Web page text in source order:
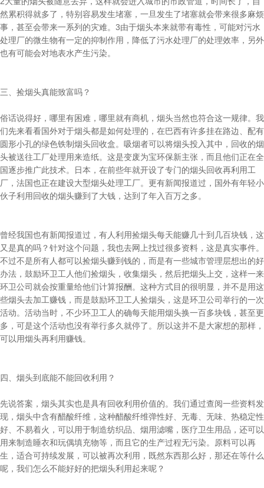
然累积得就多了，特别容易发生堵塞，一旦发生了堵塞就会带来很多麻烦
事，甚至会带来一系列的灾难。3由于烟头本来就带有毒性，可能对污水
处理厂的微生物有一定的抑制作用，降低了污水处理厂的处理效率，另外
也有可能会对地表水产生污染。
三、捡烟头真能致富吗？
俗话说得好，哪里有困难，哪里就有商机，烟头当然也符合这一规律。我
们先来看看国外对于烟头都是如何处理的，在巴西有许多挂在路边、配有
圆形小孔的绿色铁制烟头回收盒。吸烟者可以将烟头投入其中，回收的烟
头被送往工厂处理用来造纸。这是变废为宝环保新主张，而且他们正在全
国逐步推广此技术。日本，在前些年就开设了专门的烟头回收再利用工
厂，法国也正在建设大型烟头处理工厂。更有新闻报道过，国外有年轻小
伙子利用回收的烟头赚到了大钱，达到了年入百万之多。
曾经我国也有新闻报道过，有人利用捡烟头每天能赚几十到几百块钱，这
又是真的吗？针对这个问题，我也去网上找过很多资料，这是真实事件。
不过不是所有人都可以捡烟头赚到钱的，而是有一些城市管理层想出的好
办法，鼓励环卫工人他们捡烟头，收集烟头，然后把烟头上交，这样一来
环卫公司就会按重量给他们计算报酬。这种方式目的很明显，并不是用这
些烟头去加工赚钱，而是鼓励环卫工人捡烟头，这是环卫公司举行的一次
活动。活动当时，不少环卫工人的确每天能用烟头换一百多块钱，甚至更
多，可是这个活动也没有举行多久就停了。所以这并不是大家想的那样，
可以用烟头再利用赚钱。
四、烟头到底能不能回收利用？
先说答案，烟头其实也是具有回收利用价值的。我们通过查阅一些资料发
现，烟头中含有醋酸纤维，这种醋酸纤维弹性好、无毒、无味、热稳定性
好、不易着火，可以用于制造纺织品、烟用滤嘴，医疗卫生用品，还可以
用来制造睡衣和玩偶填充物等，而且它的生产过程无污染。原料可以再
生，适合可持续发展，可以被再次利用，既然东西那么好，那还在等什么
呢，我们怎么不能好好的把烟头利用起来呢？